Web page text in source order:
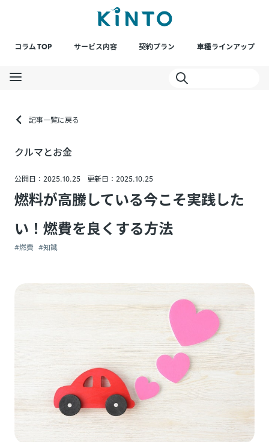
コラム TOP サービス内容 契約プラン 車種ラインアップ
記事一覧に戻る
クルマとお金
公開日：2025.10.25 更新日：2025.10.25
燃料が高騰している今こそ実践した
い！燃費を良くする方法
#燃費 #知識